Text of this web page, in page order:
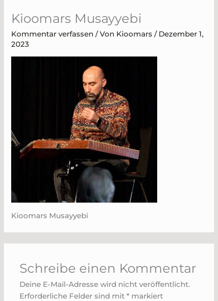
InhaltKioomars Musayyebi
Kommentar verfassen / Von Kioomars/ Dezember 1,
2023
Kioomars Musayyebi
Schreibe einen Kommentar
Deine E-Mail-Adresse wird nicht veröffentlicht.
Erforderliche Felder sind mit* markiert